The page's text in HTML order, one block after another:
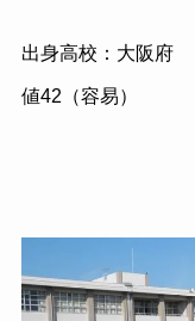
出身高校：大阪府
値42 （容易）